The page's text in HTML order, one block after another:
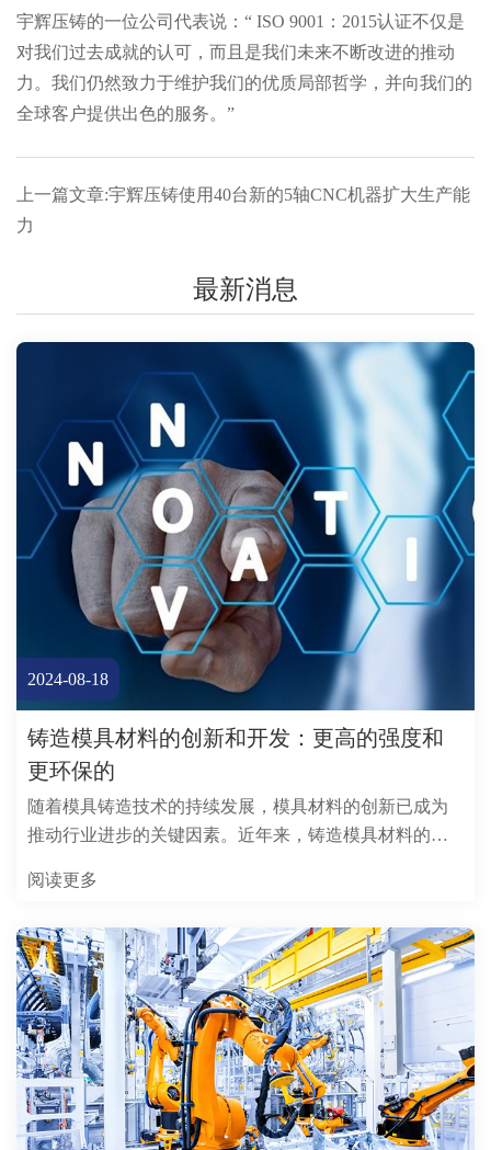
宇辉压铸的一位公司代表说：“ ISO 9001：2015认证不仅是
对我们过去成就的认可，而且是我们未来不断改进的推动
力。我们仍然致力于维护我们的优质局部哲学，并向我们的
全球客户提供出色的服务。”
上一篇文章:宇辉压铸使用40台新的5轴CNC机器扩大生产能
力
最新消息
2024-08-18
铸造模具材料的创新和开发：更高的强度和
更环保的
随着模具铸造技术的持续发展，模具材料的创新已成为
推动行业进步的关键因素。近年来，铸造模具材料的选
阅读更多